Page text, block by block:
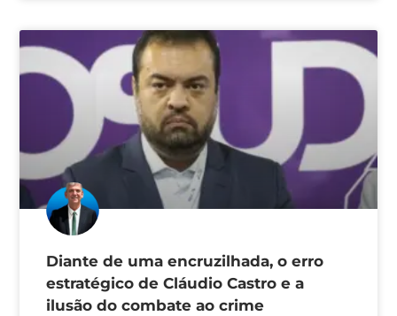
Diante de uma encruzilhada, o erro
estratégico de Cláudio Castro e a
ilusão do combate ao crime